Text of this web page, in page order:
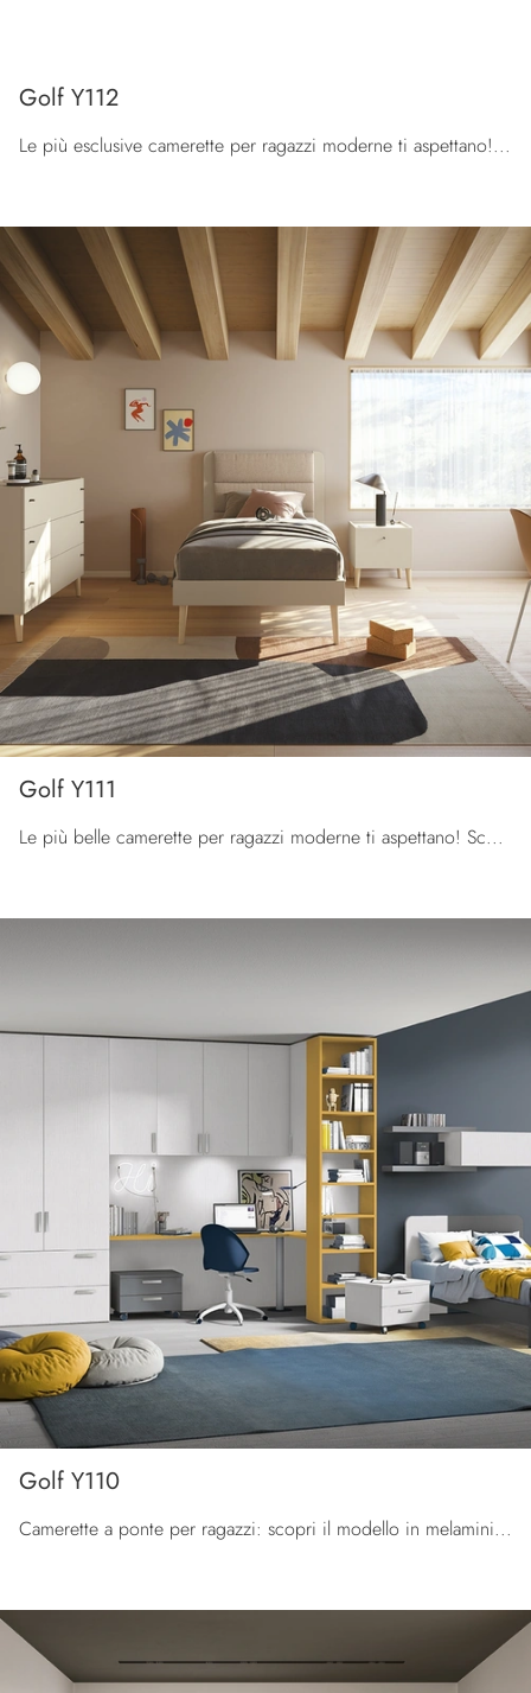
Golf Y112
Le più esclusive camerette per ragazzi moderne ti aspettano! Scopri il modello Golf Y112 di Colombini Casa.
Golf Y111
Le più belle camerette per ragazzi moderne ti aspettano! Scopri il modello Golf Y111 di Colombini Casa.
Golf Y110
Camerette a ponte per ragazzi: scopri il modello in melaminico Golf Y110 di Colombini Casa per stanzette moderne.